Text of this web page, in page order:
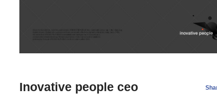
Inovative people ceo